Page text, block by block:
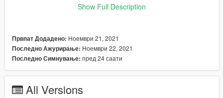
FiveM installation:
If you want to use it as an addon just check
Show Full Description
Првпат Додадено: Ноември 21, 2021
Последно Ажурирање: Ноември 22, 2021
Последно Симнување: пред 24 саати
All Versions